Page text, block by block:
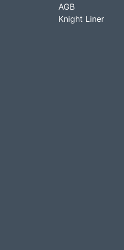
AGB
Knight Liner